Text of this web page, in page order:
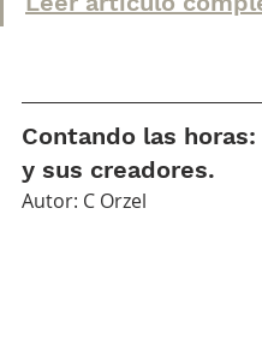
Contando las
y sus creadores.
Autor: C Orzel